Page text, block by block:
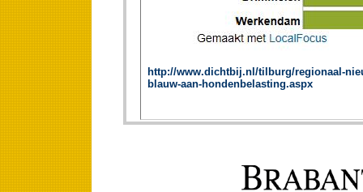
http://www.dichtbij.nl/tilburg/regionaal-
blauw-aan-hondenbelasting.aspx